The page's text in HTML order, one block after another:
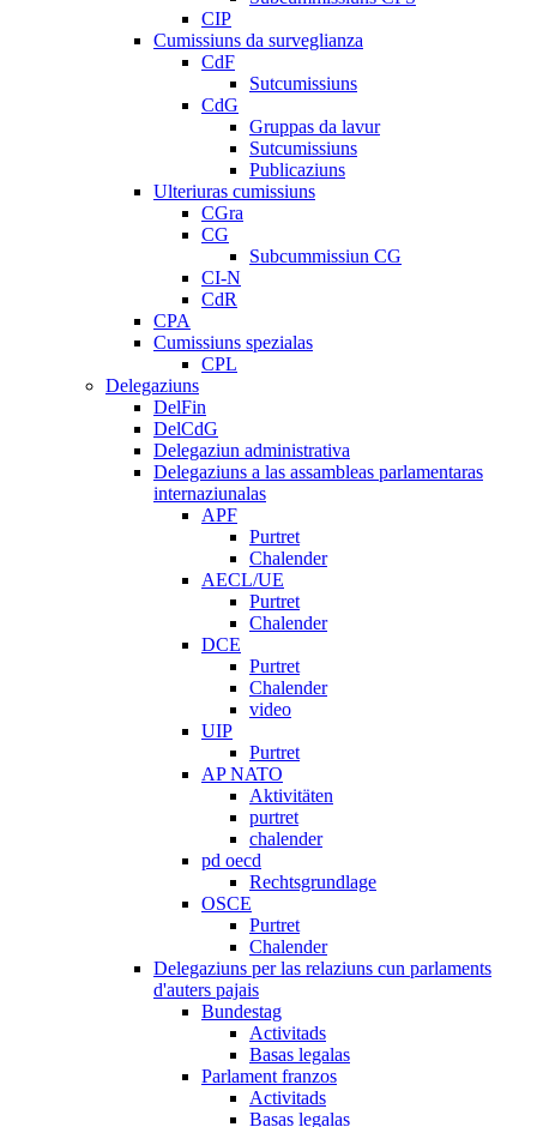
CIP
Cumissiuns da surveglianza
CdF
Sutcumissiuns
CdG
Gruppas da lavur
Sutcumissiuns
Publicaziuns
Ulteriuras cumissiuns
CGra
CG
Subcummissiun CG
CI-N
CdR
CPA
Cumissiuns spezialas
CPL
Delegaziuns
DelFin
DelCdG
Delegaziun administrativa
Delegaziuns a las assambleas parlamentaras
internaziunalas
APF
Purtret
Chalender
AECL/UE
Purtret
Chalender
DCE
Purtret
Chalender
video
UIP
Purtret
AP NATO
Aktivitäten
purtret
chalender
pd oecd
Rechtsgrundlage
OSCE
Purtret
Chalender
Delegaziuns per las relaziuns cun parlaments
d'auters pajais
Bundestag
Activitads
Basas legalas
Parlament franzos
Activitads
Basas legalas